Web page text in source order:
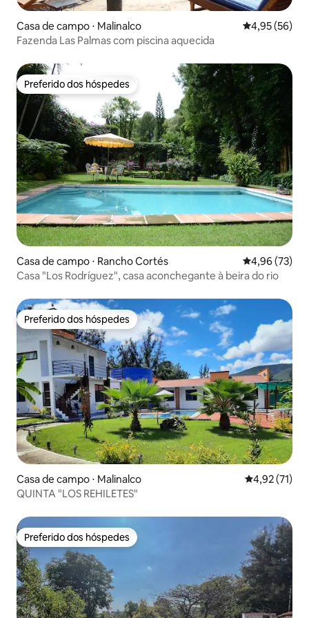
Casa de campo ⋅ Malinalco 4,95 de uma
4,95 (56)
Fazenda Las Palmas com piscina aquecida
Preferido dos hóspedes
Preferido dos hóspedes
Casa de campo ⋅ Rancho Cortés 4,96 de uma
4,96 (73)
Casa "Los Rodríguez", casa aconchegante à beira do rio
Preferido dos hóspedes
Preferido dos hóspedes
Casa de campo ⋅ Malinalco 4,92 de uma
4,92 (71)
QUINTA "LOS REHILETES"
Preferido dos hóspedes
Preferido dos hóspedes